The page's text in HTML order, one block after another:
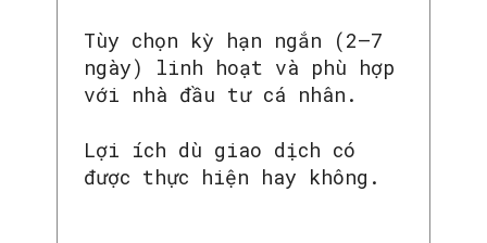
Tùy chọn kỳ hạn ngắn (2–7
ngày) linh hoạt và phù hợp
với nhà đầu tư cá nhân.
Lợi ích dù giao dịch có
được thực hiện hay không.